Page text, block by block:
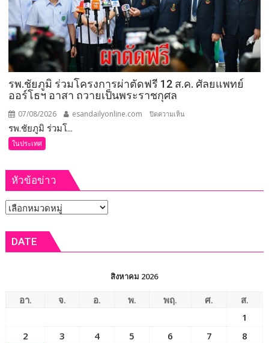
จังหวัด
เลย
มอบ
5
สั่ง
การ
งาน
รพ.ชัยภูมิ ร่วมโครงการผ่าตัดฟรี 12 ส.ค. ศัลยแพทย์
ออร์โธฯ อาสา ถวายเป็นพระราชกุศล
07/08/2026 esandailyonline.com ปิดความเห็น
12
กุศล
รพ.ชัยภูมิ ร่วมโ...
ในประเทศ
หัวข้อข่าว
หัวข้อ
DATE
สิงหาคม 2026
อา. จ. อ. พ. พฤ. ศ.
ส.
1
2
3 4 5 6 7
8